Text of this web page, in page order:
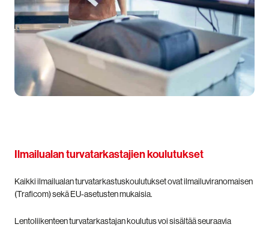
Ilmailualan turvatarkastajien koulutukset
Kaikki ilmailualan turvatarkastuskoulutukset ovat ilmailuviranomaisen
(Traficom) sekä EU-asetusten mukaisia.
Lentoliikenteen turvatarkastajan koulutus voi sisältää seuraavia